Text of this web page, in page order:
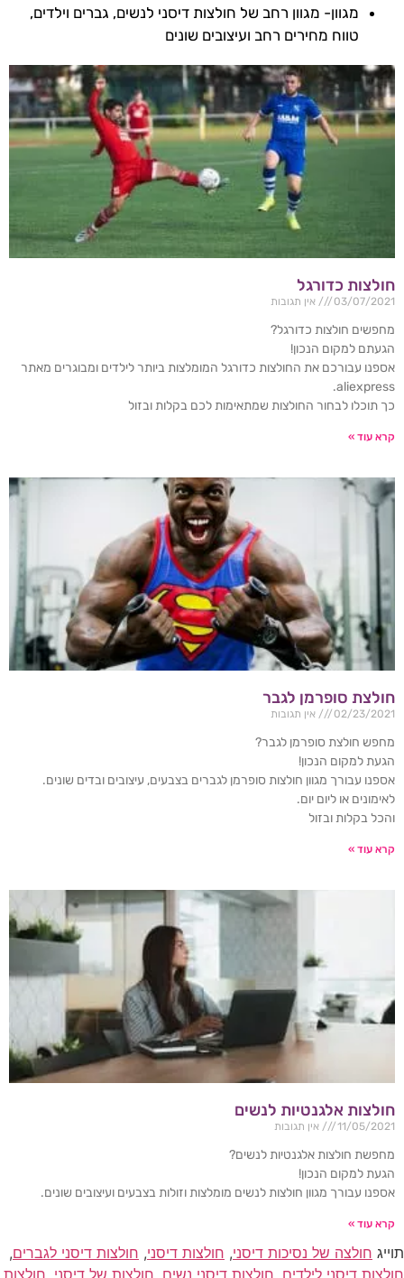
מגוון- מגוון רחב של חולצות דיסני לנשים, גברים וילדים,
טווח מחירים רחב ועיצובים שונים
חולצות כדורגל
03/07/2021 אין תגובות
מחפשים חולצות כדורגל?
הגעתם למקום הנכון!
אספנו עבורכם את החולצות כדורגל המומלצות ביותר לילדים ומבוגרים מאתר
aliexpress.
כך תוכלו לבחור החולצות שמתאימות לכם בקלות ובזול
קרא עוד »
חולצת סופרמן לגבר
02/23/2021 אין תגובות
מחפש חולצת סופרמן לגבר?
הגעת למקום הנכון!
אספנו עבורך מגוון חולצות סופרמן לגברים בצבעים, עיצובים ובדים שונים.
לאימונים או ליום יום.
והכל בקלות ובזול
קרא עוד »
חולצות אלגנטיות לנשים
11/05/2021 אין תגובות
מחפשת חולצות אלגנטיות לנשים?
הגעת למקום הנכון!
אספנו עבורך מגוון חולצות לנשים מומלצות וזולות בצבעים ועיצובים שונים.
קרא עוד »
תוייג חולצה של נסיכות דיסני, חולצות דיסני, חולצות דיסני לגברים,
חולצות דיסני לילדים חולצות דיסני נשים חולצות של דיסני חולצות